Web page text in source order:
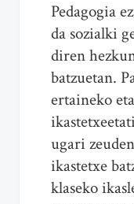
Pedagogia
da sozialki
diren
batzuetan.
ertaineko
ugari
ikastetxe
klaseko